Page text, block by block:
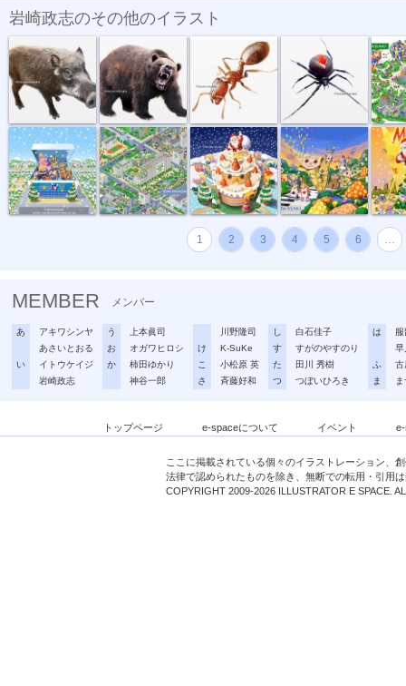
岩崎政志のその他のイラスト
危険生物・イ... 危険生物・クマ 危険生物・ヒ...
トイザラスポ... マンション・... サンタとクリ... 音楽会のパレ... メリ
1 2 3 4 5 6 …
MEMBER メンバー
あ
アキワシンヤ
あさいとおる
い
イトウケイジ
岩崎政志
う
上本眞司
お
オガワヒロシ
か
柿田ゆかり
神谷一郎
川野隆司
け
K-SuKe
こ
小松原 英
さ
斉藤好和
し
白石佳子
す
すがのやすのり
た
田川 秀樹
つ
つぼいひろき
は
早
ふ
古
ま
トップページ e-spaceについて イベント
ここに掲載されている個々のイラストレーション、
法律で認められたものを除き、無断での転用・引用
COPYRIGHT 2009-2026 ILLUSTRATOR E SPACE.